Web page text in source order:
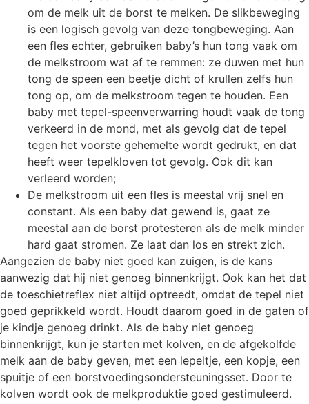
om de melk uit de borst te melken. De slikbeweging
is een logisch gevolg van deze tongbeweging. Aan
een fles echter, gebruiken baby’s hun tong vaak om
de melkstroom wat af te remmen: ze duwen met hun
tong de speen een beetje dicht of krullen zelfs hun
tong op, om de melkstroom tegen te houden. Een
baby met tepel-speenverwarring houdt vaak de tong
verkeerd in de mond, met als gevolg dat de tepel
tegen het voorste gehemelte wordt gedrukt, en dat
heeft weer tepelkloven tot gevolg. Ook dit kan
verleerd worden;
De melkstroom uit een fles is meestal vrij snel en
constant. Als een baby dat gewend is, gaat ze
meestal aan de borst protesteren als de melk minder
hard gaat stromen. Ze laat dan los en strekt zich.
Aangezien de baby niet goed kan zuigen, is de kans
aanwezig dat hij niet genoeg binnenkrijgt. Ook kan het dat
de toeschietreflex niet altijd optreedt, omdat de tepel niet
goed geprikkeld wordt. Houdt daarom goed in de gaten of
je kindje genoeg drinkt. Als de baby niet genoeg
binnenkrijgt, kun je starten met kolven, en de afgekolfde
melk aan de baby geven, met een lepeltje, een kopje, een
spuitje of een borstvoedingsondersteuningsset. Door te
kolven wordt ook de melkproduktie goed gestimuleerd.